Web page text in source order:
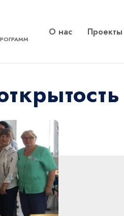
О нас Проекты